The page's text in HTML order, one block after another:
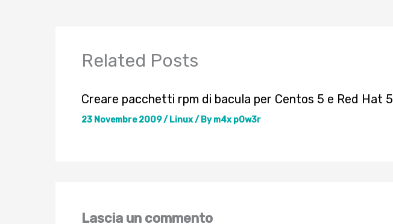
Related Posts
Creare pacchetti rpm di bacula per Centos 5 e Red Hat 5
23 Novembre 2009/ Linux/ Bym4x p0w3r
Lascia un commento